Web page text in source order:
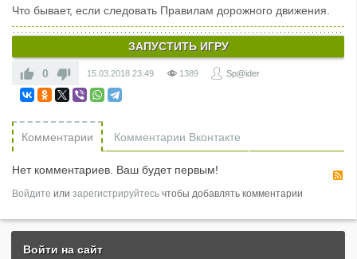
Что бывает, если следовать Правилам дорожного движения.
ЗАПУСТИТЬ ИГРУ
0 15.03.2018 23:49 1389 Sp@ider
Комментарии Комментарии Вконтакте
Нет комментариев. Ваш будет первым!
Войдите или зарегистрируйтесь чтобы добавлять комментарии
Войти на сайт